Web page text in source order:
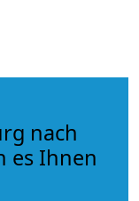
nach
es Ihnen